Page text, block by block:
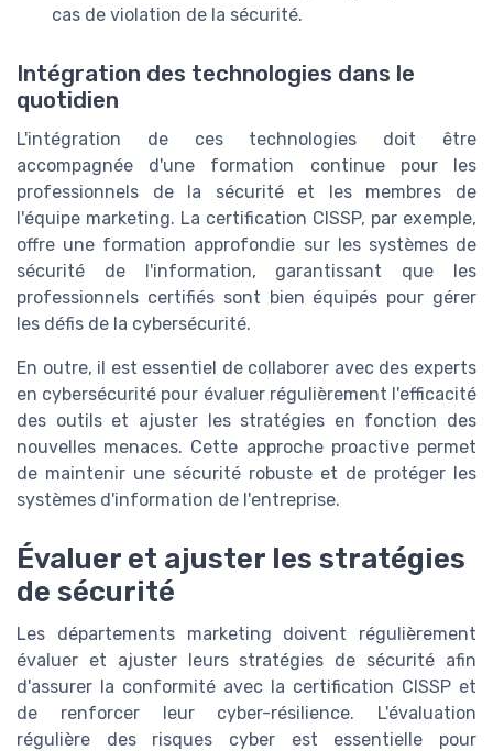
cas de violation de la sécurité.
Intégration des technologies dans le
quotidien
L'intégration de ces technologies doit être
accompagnée d'une formation continue pour les
professionnels de la sécurité et les membres de
l'équipe marketing. La certification CISSP, par exemple,
offre une formation approfondie sur les systèmes de
sécurité de l'information, garantissant que les
professionnels certifiés sont bien équipés pour gérer
les défis de la cybersécurité.
En outre, il est essentiel de collaborer avec des experts
en cybersécurité pour évaluer régulièrement l'efficacité
des outils et ajuster les stratégies en fonction des
nouvelles menaces. Cette approche proactive permet
de maintenir une sécurité robuste et de protéger les
systèmes d'information de l'entreprise.
Évaluer et ajuster les stratégies
de sécurité
Les départements marketing doivent régulièrement
évaluer et ajuster leurs stratégies de sécurité afin
d'assurer la conformité avec la certification CISSP et
de renforcer leur cyber-résilience. L'évaluation
régulière des risques cyber est essentielle pour